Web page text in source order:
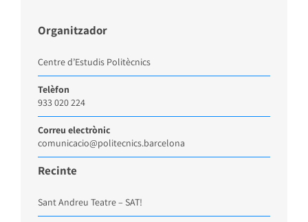
Recinte
Sant Andreu Teatre – SAT!
Organitzador
Centre d’Estudis Politècnics
Telèfon
933 020 224
Correu electrònic
comunicacio@politecnics.barcelona